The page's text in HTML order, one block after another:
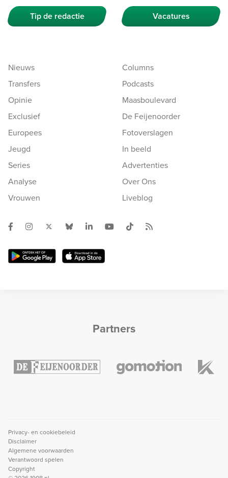
Tip de redactie Vacatures
Nieuws
Transfers
Opinie
Exclusief
Europees
Jeugd
Series
Analyse
Vrouwen
Columns
Podcasts
Maasboulevard
De Feijenoorder
Fotoverslagen
In beeld
Advertenties
Over Ons
Liveblog
Partners
Privacy- en cookiebeleid
Disclaimer
Algemene voorwaarden
Verantwoord spelen
Copyright